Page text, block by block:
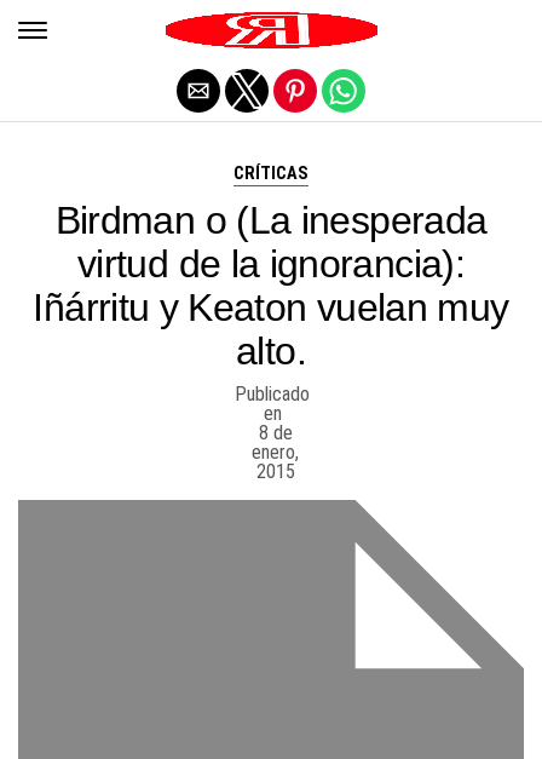
CRÍTICAS
Birdman o (La inesperada
virtud de la ignorancia):
Iñárritu y Keaton vuelan muy
alto.
Publicado
en
8 de
enero,
2015
Salir de la versión móvil